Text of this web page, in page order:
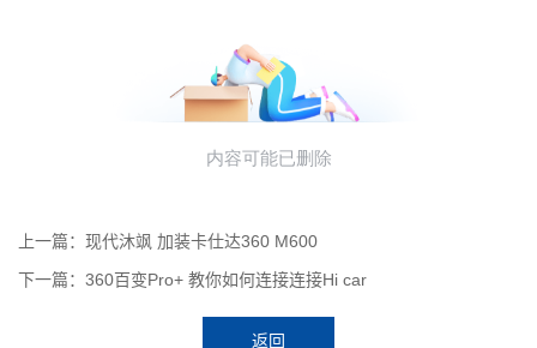
上一篇：现代沐飒 加装卡仕达360 M600
下一篇：360百变Pro+ 教你如何连接连接Hi car
返回